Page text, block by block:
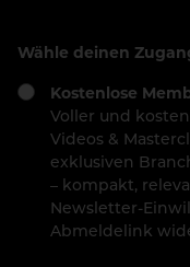
Wähle deinen
Kostenlose
Voller und
Videos &
exklusiven
– kompakt,
Newsletter-
Abmeldelink